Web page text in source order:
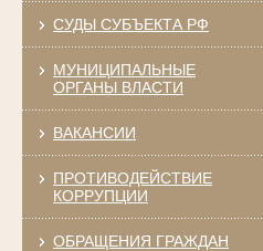
СУДЫ СУБЪЕКТА РФ
МУНИЦИПАЛЬНЫЕ
ОРГАНЫ ВЛАСТИ
ВАКАНСИИ
ПРОТИВОДЕЙСТВИЕ
КОРРУПЦИИ
ОБРАЩЕНИЯ ГРАЖДАН